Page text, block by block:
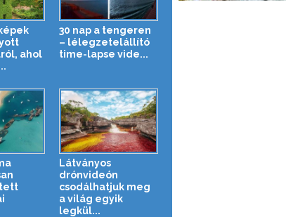
ahol
30 nap a tengeren
– lélegzetelállító
time-lapse vide...
Látványos
drónvideón
csodálhatjuk meg
a világ egyik
legkül...